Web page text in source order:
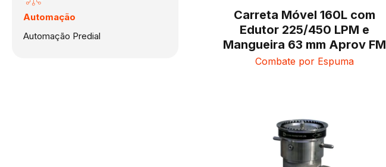
Automação
Automação Predial
Carreta Móvel 160L com
Edutor 225/450 LPM e
Mangueira 63 mm Aprov FM
Combate por Espuma